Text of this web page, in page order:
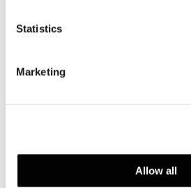
Statistics
Marketing
Allow all